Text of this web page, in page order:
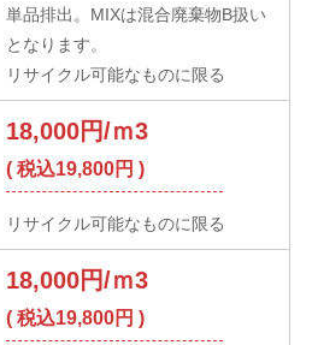
単品排出。MIXは混合廃棄物B扱い
となります。
リサイクル可能なものに限る
18,000円/ｍ3
( 税込19,800円 )
リサイクル可能なものに限る
18,000円/ｍ3
( 税込19,800円 )